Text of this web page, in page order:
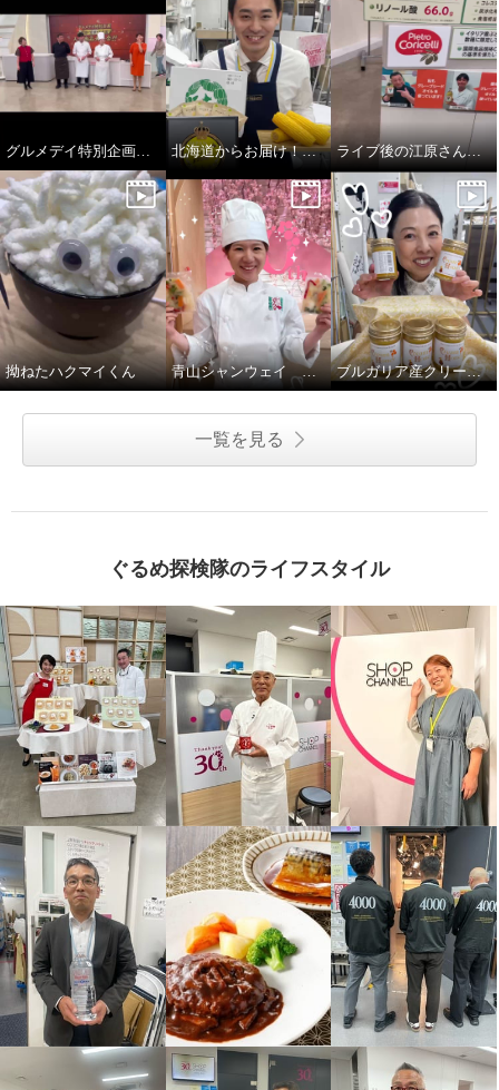
¥0
ロースステーキ
北海道からお届け！スープです！ ライブ後の江原さん…
拗ねたハクマイくん 青山シャンウェイ 中華丼 ブルガリア産クリーミーはちみつ
一覧を見る
ぐるめ探検隊のライフスタイル